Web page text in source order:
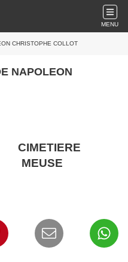
MENU
CHRISTOPHE COLLOT
MEUSE